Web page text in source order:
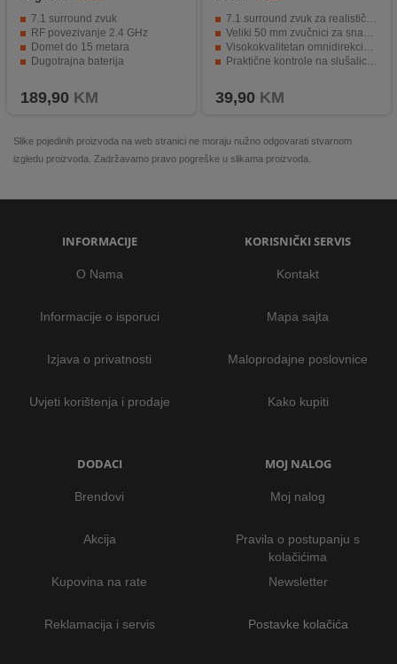
7.1 surround zvuk
RF povezivanje 2.4 GHz
Domet do 15 metara
Dugotrajna baterija
189,90 KM
7.1 surround zvuk za realistično gaming iskustvo
Veliki 50 mm zvučnici za snažan i jasan zvuk
Visokokvalitetan omnidirekcioni mikrofon
Praktične kontrole na slušalicama
39,90 KM
Slike pojedinih proizvoda na web stranici ne moraju nužno odgovarati stvarnom
izgledu proizvoda. Zadržavamo pravo pogreške u slikama proizvoda.
INFORMACIJE
O Nama
Informacije o isporuci
Izjava o privatnosti
Uvjeti korištenja i prodaje
KORISNIČKI SERVIS
Kontakt
Mapa sajta
Maloprodajne poslovnice
Kako kupiti
DODACI
Brendovi
Akcija
Kupovina na rate
Reklamacija i servis
MOJ NALOG
Moj nalog
Pravila o postupanju s
kolačićima
Newsletter
Postavke kolačića